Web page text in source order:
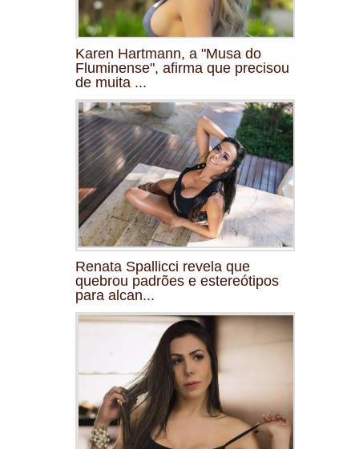
Karen Hartmann, a "Musa do
Fluminense", afirma que precisou
de muita ...
Renata Spallicci revela que
quebrou padrões e estereótipos
para alcan...